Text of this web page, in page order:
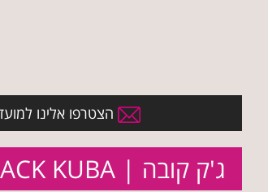
הצטרפו אלינו
ג'ק קובה | JACK KUBA